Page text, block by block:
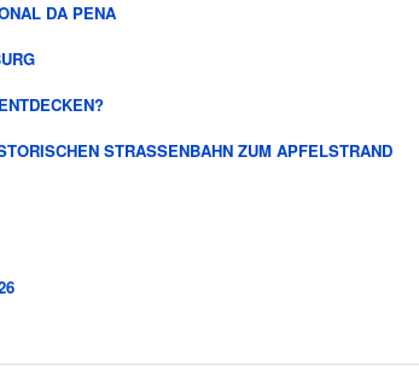
DA PENA
STRASSENBAHN ZUM APFELSTRAND